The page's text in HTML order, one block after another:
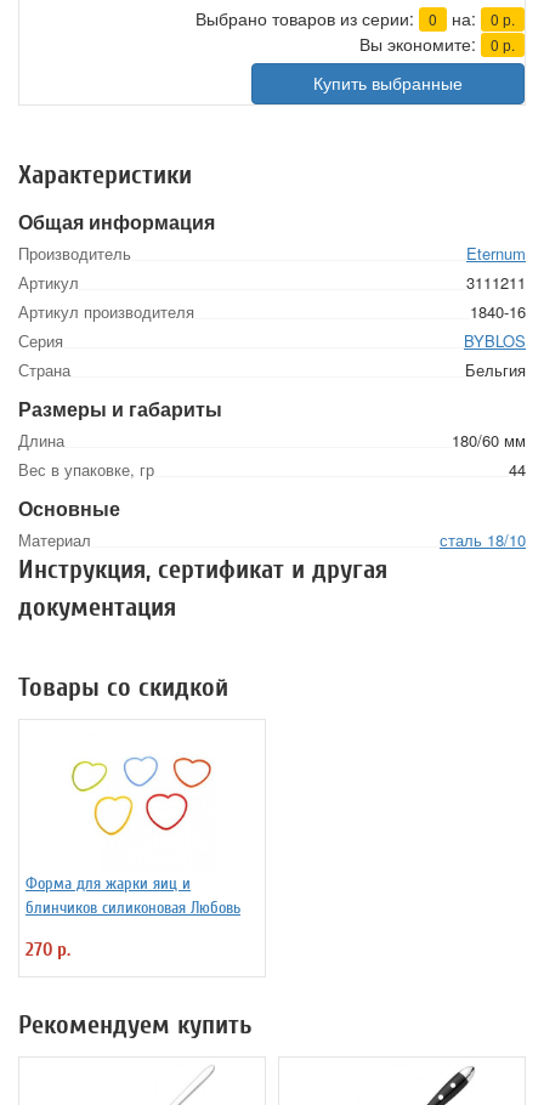
Выбрано товаров из серии: 0 на: 0 р.
Вы экономите: 0 р.
Купить выбранные
Характеристики
Общая информация
Производитель
Eternum
Артикул
3111211
Артикул производителя
1840-16
Серия
BYBLOS
Страна
Бельгия
Размеры и габариты
Длина
180/60 мм
Вес в упаковке, гр
44
Основные
Материал сталь 18/10
Инструкция, сертификат и другая
документация
Товары со скидкой
Форма для жарки яиц и
блинчиков силиконовая Любовь
270 р.
Рекомендуем купить